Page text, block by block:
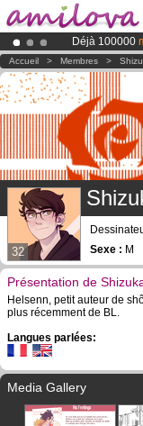
Déjà 100000
Abonnement
LeKickstarter
Accueil > Membres >
32
Sexe : M
Présentation de
Helsenn, petit auteur de
plus récemment de BL.
Langues parlées:
Media Gallery